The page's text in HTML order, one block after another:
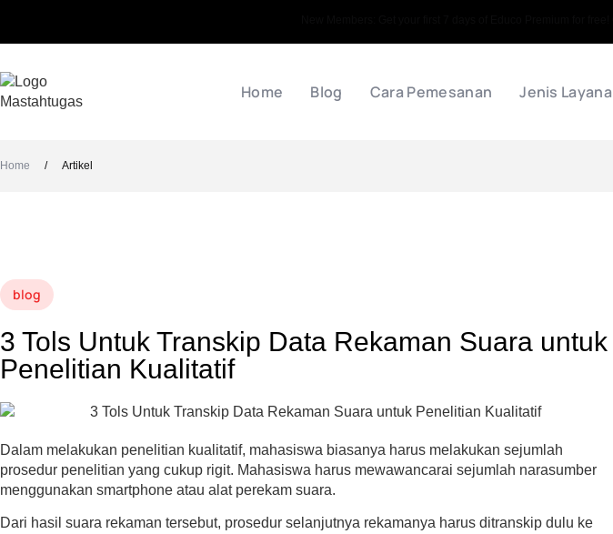
Home Blog Cara Pemesanan Jenis
Home / Artikel
blog
3 Tols Untuk Transkip Data Rekaman Suara untuk
Penelitian Kualitatif
Dalam melakukan penelitian kualitatif, mahasiswa biasanya harus melakukan sejumlah
prosedur penelitian yang cukup rigit. Mahasiswa harus mewawancarai sejumlah narasumber
menggunakan smartphone atau alat perekam suara.
Dari hasil suara rekaman tersebut, prosedur selanjutnya rekamanya harus ditranskip dulu ke